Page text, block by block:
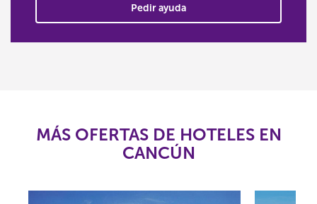
Pedir ayuda
MÁS OFERTAS DE HOTELES EN
CANCÚN